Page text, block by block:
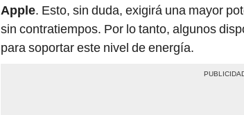
Apple. Esto, sin duda, exigirá una mayor
sin contratiempos. Por lo tanto, algunos
para soportar este nivel de energía.